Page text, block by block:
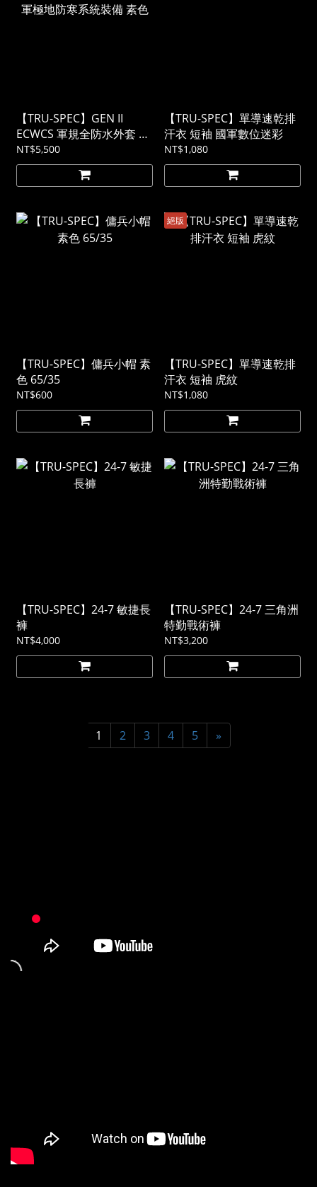
【TRU-SPEC】GEN II
ECWCS 軍規全防水外套 美
軍極地防寒系統裝備 素色
NT$5,500
【TRU-SPEC】單導速乾排
汗衣 短袖 國軍數位迷彩
NT$1,080
【TRU-SPEC】傭兵小帽 素
色 65/35
NT$600
絕版
【TRU-SPEC】單導速乾排
汗衣 短袖 虎紋
NT$1,080
【TRU-SPEC】24-7 敏捷長
褲
NT$4,000
【TRU-SPEC】24-7 三角洲
特勤戰術褲
NT$3,200
1 2 3 4 5 »